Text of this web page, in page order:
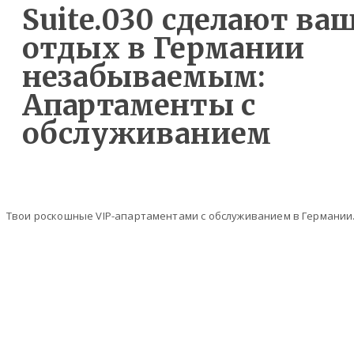
Suite.030 сделают
отдых в Германии
незабываемым:
Апартаменты с
обслуживанием
Твои роскошные VIP-апартаментами с обслуживанием в Германии.